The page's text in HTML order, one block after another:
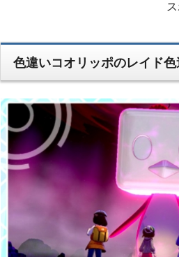
色違いコオリッポのレイド